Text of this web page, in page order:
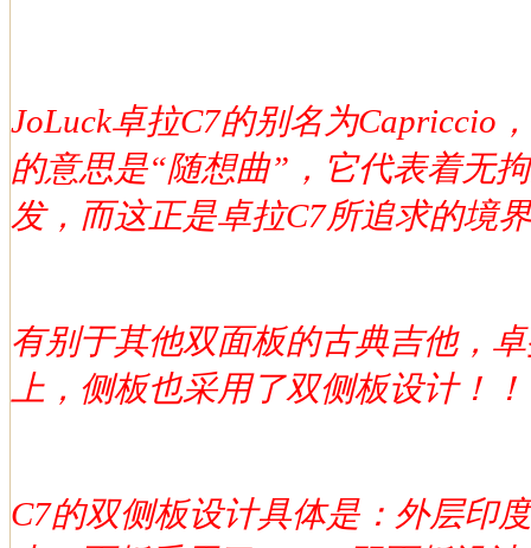
JoLuck卓拉C7的别名为Capriccio
的意思是“随想曲”，它代表着无
发，而这正是卓拉C7所追求的境
有别于其他双面板的古典吉他，
上，侧板也采用了双侧板设计！
C7的双侧板设计具体是：外层印